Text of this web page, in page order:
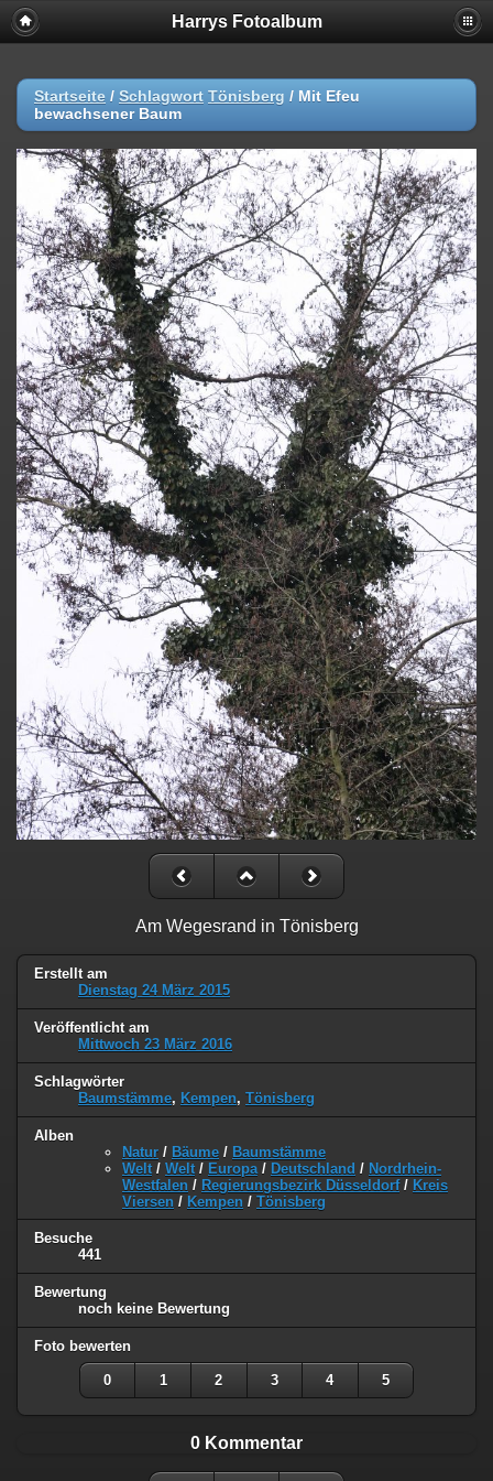
Harrys Fotoalbum
Startseite / Schlagwort Tönisberg / Mit Efeu
bewachsener Baum
Am Wegesrand in Tönisberg
Erstellt am
Dienstag 24 März 2015
Veröffentlicht am
Mittwoch 23 März 2016
Schlagwörter
Baumstämme, Kempen, Tönisberg
Alben
Natur / Bäume / Baumstämme
Welt / Welt / Europa / Deutschland / Nordrhein-
Westfalen / Regierungsbezirk Düsseldorf/ Kreis
Viersen / Kempen / Tönisberg
Besuche
441
Bewertung
noch keine Bewertung
Foto bewerten
0 1 2 3 4 5
0 Kommentar